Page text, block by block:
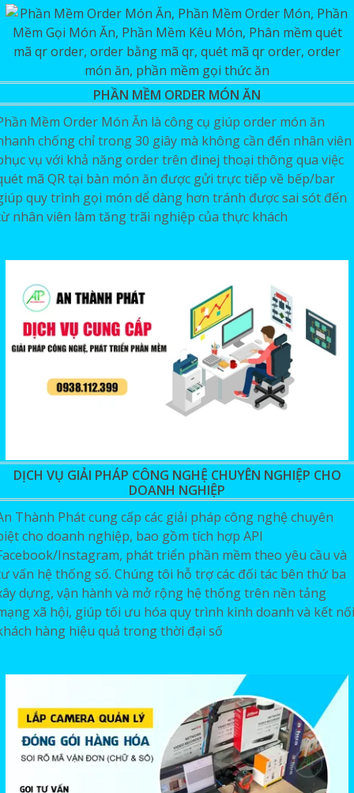
PHẦN MỀM ORDER MÓN ĂN
Mềm Order Món Ăn là công cụ giúp order món ăn
chống chỉ trong 30 giây mà không cần đến nhân viên
vụ với khả năng order trên đinej thoại thông qua việc
mã QR tại bàn món ăn được gửi trực tiếp về bếp/bar
quy trình gọi món dể dàng hơn tránh được sai sót đến
nhân viên làm tăng trãi nghiệp của thực khách
DỊCH VỤ GIẢI PHÁP CÔNG NGHỆ CHUYÊN NGHIỆP CHO
DOANH NGHIỆP
Thành Phát cung cấp các giải pháp công nghệ chuyên
cho doanh nghiệp, bao gồm tích hợp API
Instagram, phát triển phần mềm theo yêu cầu và
vấn hệ thống số. Chúng tôi hỗ trợ các đối tác bên thứ ba
dựng, vận hành và mở rộng hệ thống trên nền tảng
xã hội, giúp tối ưu hóa quy trình kinh doanh và kết nối
hàng hiệu quả trong thời đại số